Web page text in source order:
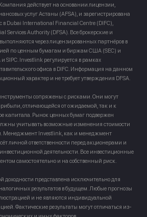
действует на основании лицензии,
услуг Астаны (AFSA), и зарегистрирована
в Dubai International Financial Centre (DIFC),
Services Authority (DFSA). Все брокерские и
через лицензированных партнёров в
по ценным бумагам и биржам США (SEC) и
SIPC. Investlink регулируется в рамках
офиса в DIFC. Информация на данном
характер и не требует утверждения DFSA.
сопряжены с рисками. Они могут
отличающейся от ожидаемой, так и к
капитала. Рынок ценных бумаг подвержен
учитывать возможные изменения стоимости
Менеджмент Investlink, как и менеджмент
личной ответственности перед акционерами и
деятельности. Все инвестиционные
самостоятельно и на собственный риск.
доходности представлена исключительно для
результатов в будущем. Любые прогнозы
и не являются индивидуальной
Фактические результаты могут отличаться из-